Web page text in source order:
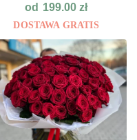
od 199.00zł
DOSTAWA GRATIS